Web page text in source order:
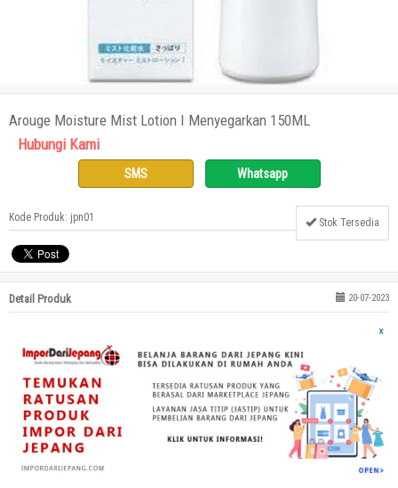
Arouge Moisture Mist Lotion I Menyegarkan 150ML
Hubungi Kami
SMS Whatsapp
Kode Produk: jpn01 Stok Tersedia
Detail Produk 20-07-2023